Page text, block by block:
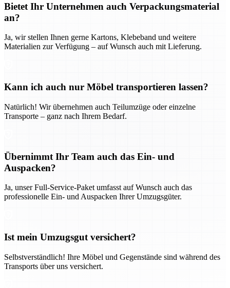
Bietet Ihr Unternehmen auch Verpackungsmaterial
an?
Ja, wir stellen Ihnen gerne Kartons, Klebeband und weitere
Materialien zur Verfügung – auf Wunsch auch mit Lieferung.
Kann ich auch nur Möbel transportieren lassen?
Natürlich! Wir übernehmen auch Teilumzüge oder einzelne
Transporte – ganz nach Ihrem Bedarf.
Übernimmt Ihr Team auch das Ein- und
Auspacken?
Ja, unser Full-Service-Paket umfasst auf Wunsch auch das
professionelle Ein- und Auspacken Ihrer Umzugsgüter.
Ist mein Umzugsgut versichert?
Selbstverständlich! Ihre Möbel und Gegenstände sind während des
Transports über uns versichert.